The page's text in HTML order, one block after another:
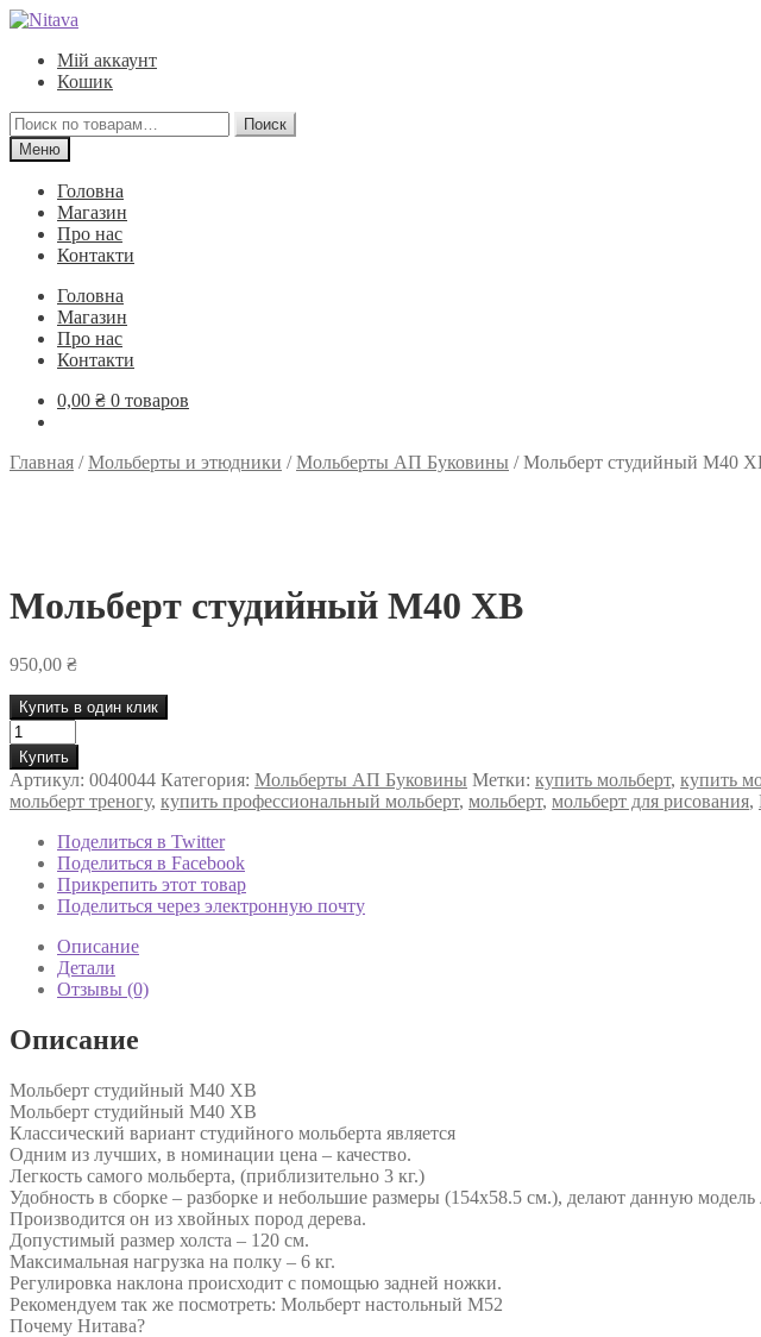
Перейти
навигации
Перейти
содержимому
Мій аккаунт
Кошик
Искать:
Поиск
Меню
Головна
Магазин
Про нас
Контакти
Головна
Магазин
Про нас
Контакти
0,00 ₴ 0 товаров
Главная /Мольберты и этюдники /Мольберты АП Буковины /Мольберт студийный М40
Мольберт студийный М40 ХВ
950,00 ₴
Купить в один клик
Количество
товара
Мольберт
студийный
М40
Купить
Артикул: 0040044 Категория: Мольберты АП Буковины Метки: купить мольберт, купить
мольберт треногу, купить профессиональный мольберт, мольберт, мольберт для рисования,
Поделиться в Twitter
Поделиться в Facebook
Прикрепить этот товар
Поделиться через электронную почту
Описание
Детали
Отзывы (0)
Описание
Мольберт студийный М40 ХВ
Мольберт студийный М40 ХВ
Классический вариант студийного мольберта является
Одним из лучших, в номинации цена – качество.
Легкость самого мольберта, (приблизительно 3 кг.)
Удобность в сборке – разборке и небольшие размеры (154х58.5 см.), делают данную модель
Производится он из хвойных пород дерева.
Допустимый размер холста – 120 см.
Максимальная нагрузка на полку – 6 кг.
Регулировка наклона происходит с помощью задней ножки.
Рекомендуем так же посмотреть: Мольберт настольный М52
Почему Нитава?